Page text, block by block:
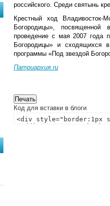
российского. Среди святынь
Крестный ход Владивосток-
Богородицы», посвященной
проведение с мая 2007 года
Богородицы» и сходящихся
программы «Под звездой
Патриархия.ru
Код для вставки в блоги